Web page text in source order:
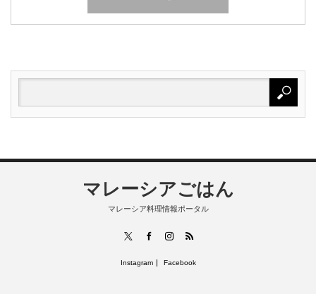
マレーシアごはん
マレーシア料理情報ポータル
FacebookInstagram
RSS
Instagram Facebook